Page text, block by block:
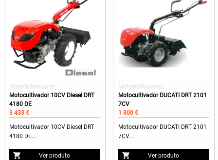
Motocultivadores
Motocultivador 10CV Diesel DRT
4180 DE
3 433 €
Motocultivador 10CV Diesel DRT
4180 DE...
Ver produto
Motocultivadores
Motocultivador DUCATI DRT 2101
7CV
1 800 €
Motocultivador DUCATI DRT 2101
7CV...
Ver produto